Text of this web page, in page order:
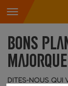
Bons
Majorque
Dites-nous qui